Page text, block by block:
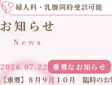
婦人科・乳腺同時受診可能
お知らせ
News
2026.07.22 重要なお知らせ
【重要】８月９月１０月 臨時のお